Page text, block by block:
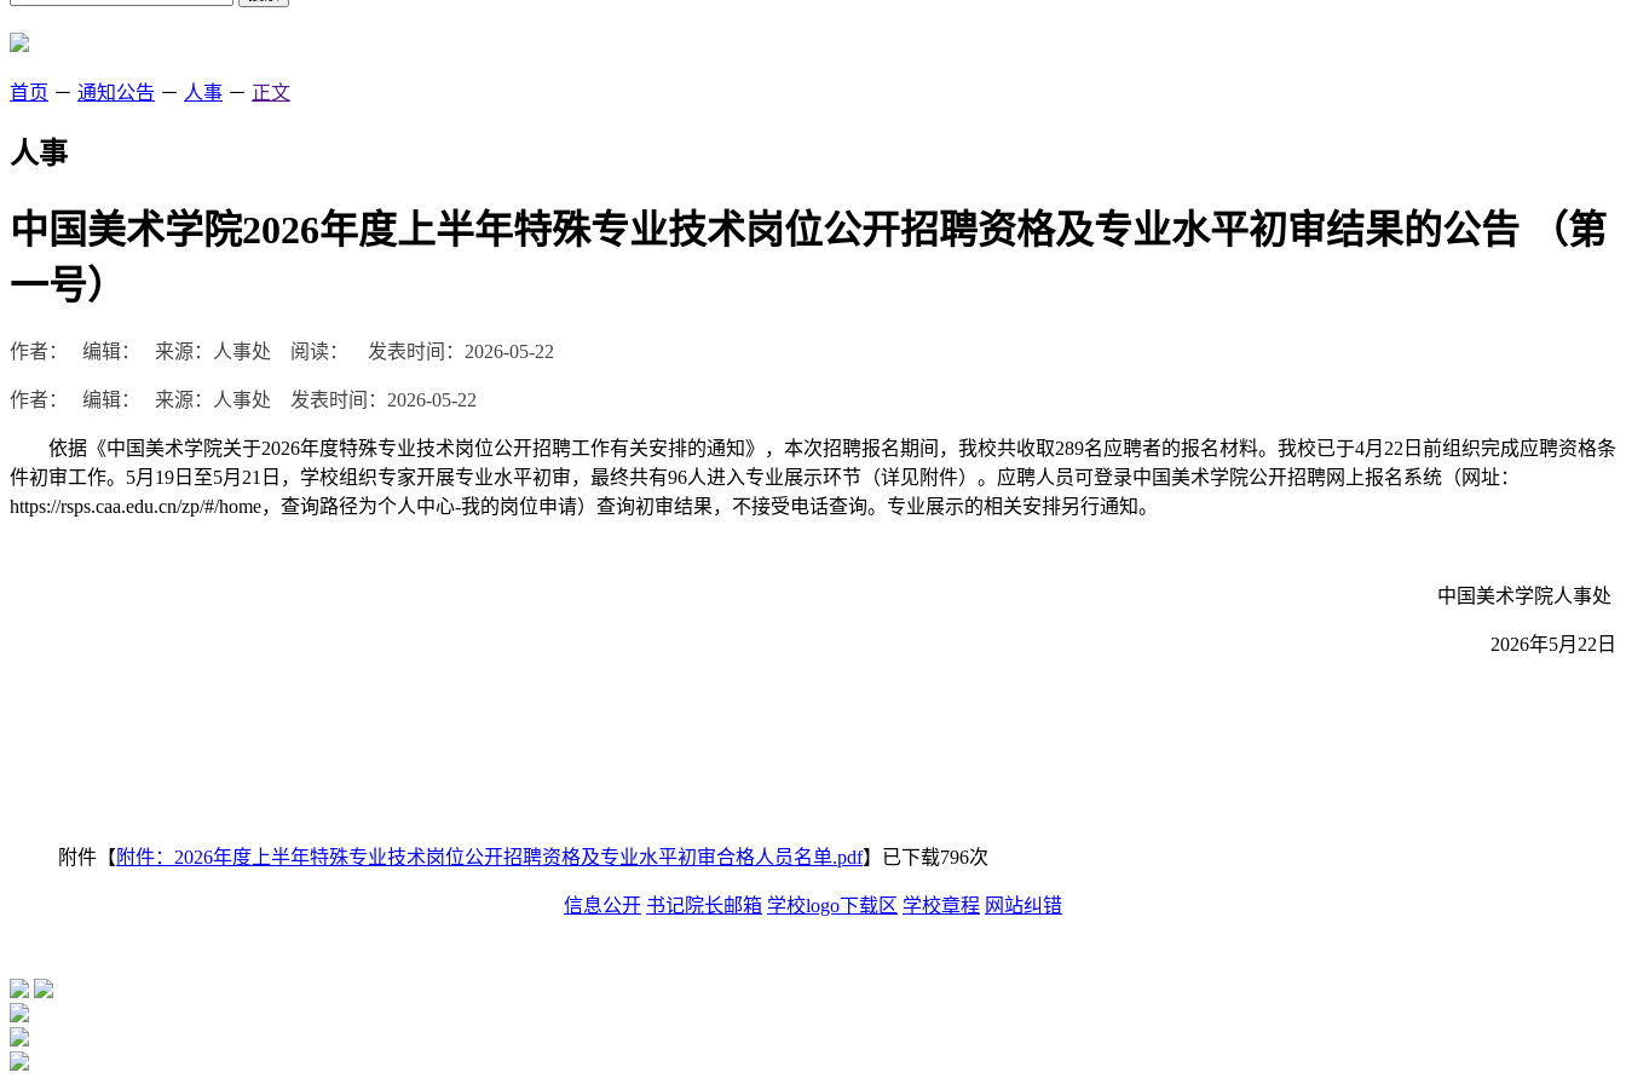
首页 － 通知公告 － 人事 － 正文
人事
中国美术学院2026年度上半年特殊专业技术岗位公开招聘资格及专业水平初审结果的公告 （第
一号）
作者： 编辑： 来源：人事处 阅读： 发表时间：2026-05-22
作者： 编辑： 来源：人事处 发表时间：2026-05-22
依据《中国美术学院关于2026年度特殊专业技术岗位公开招聘工作有关安排的通知》，本次招聘报名期间，我校共收取289名应聘者的报名材料。我校已于4月22日前组织完成应聘资格条
件初审工作。5月19日至5月21日，学校组织专家开展专业水平初审，最终共有96人进入专业展示环节（详见附件）。应聘人员可登录中国美术学院公开招聘网上报名系统（网址：
https://rsps.caa.edu.cn/zp/#/home，查询路径为个人中心-我的岗位申请）查询初审结果，不接受电话查询。专业展示的相关安排另行通知。
中国美术学院人事处
2026年5月22日
附件【 附件：2026年度上半年特殊专业技术岗位公开招聘资格及专业水平初审合格人员名单.pdf】已下载796次
信息公开 书记院长邮箱 学校logo下载区 学校章程 网站纠错